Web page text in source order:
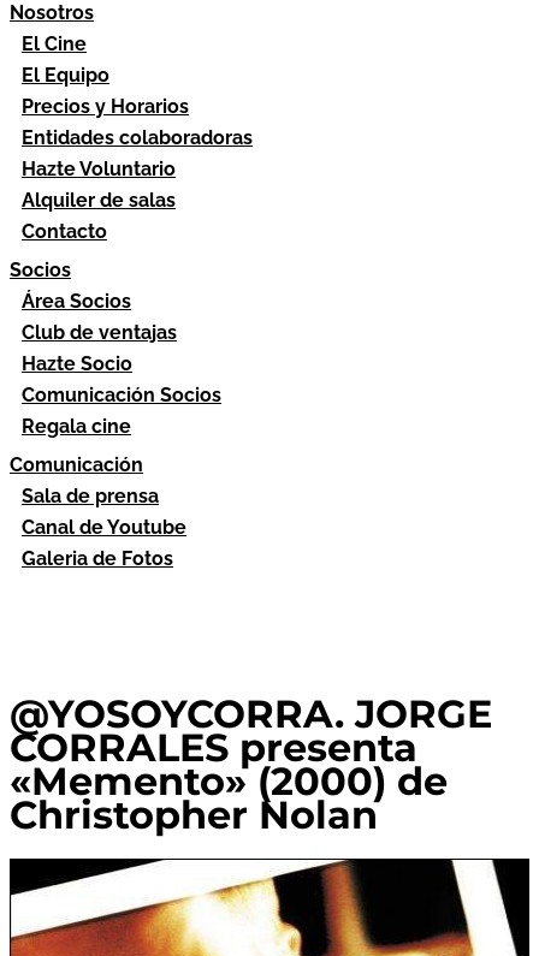
Nosotros
El Cine
El Equipo
Precios y Horarios
Entidades colaboradoras
Hazte Voluntario
Alquiler de salas
Contacto
Socios
Área Socios
Club de ventajas
Hazte Socio
Comunicación Socios
Regala cine
Comunicación
Sala de prensa
Canal de Youtube
Galeria de Fotos
@YOSOYCORRA. JORGE
CORRALES presenta
«Memento» (2000) de
Christopher Nolan